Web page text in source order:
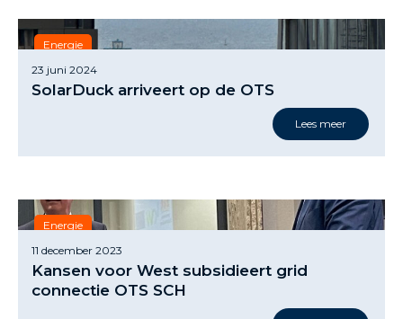
Energie
23 juni 2024
SolarDuck arriveert op de OTS
Lees meer
Energie
11 december 2023
Kansen voor West subsidieert grid
connectie OTS SCH